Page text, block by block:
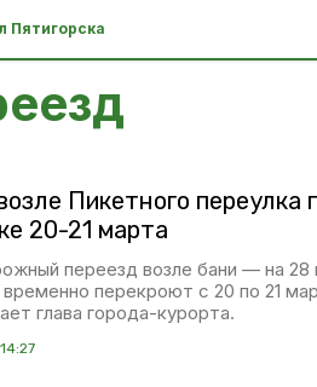
Пятигорска
Пикетного переулка
20-21 марта
переезд возле бани — на 28
перекроют с 20 по 21
глава города-курорта.